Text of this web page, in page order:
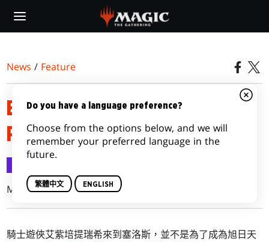
main
News / Feature
BORN OF THE GODS
PRERELEASE PRIMER
Mike McArtor
騎士遊俠艾紫培提瑞希來到塞洛斯，並不是為了成為旭日天
Do you have a language preference?
Choose from the options below, and we will
remember your preferred language in the
future.
繁體中文 ENGLISH